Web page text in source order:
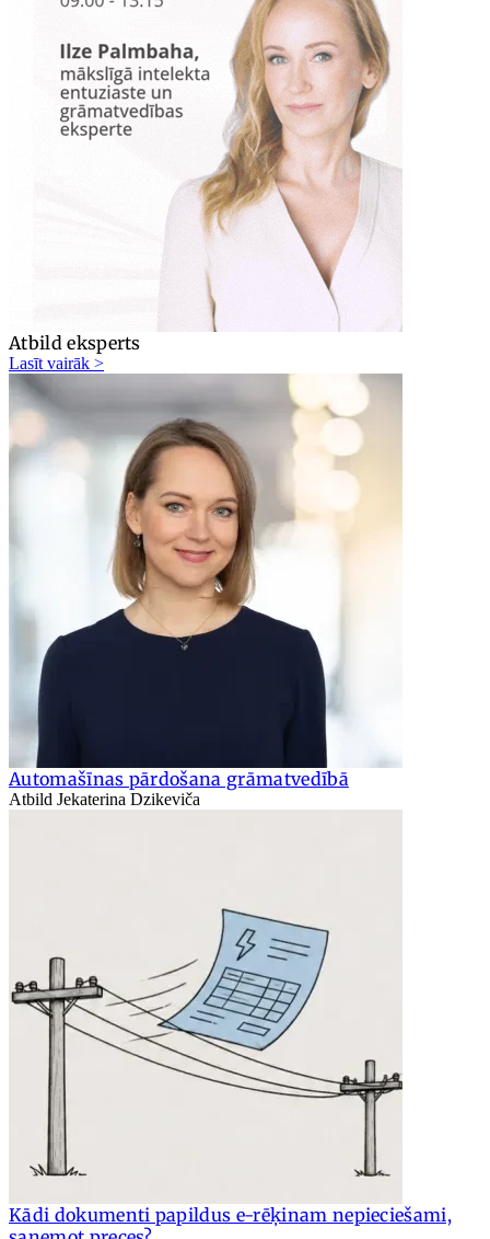
Atbild eksperts
Lasīt vairāk >
Automašīnas pārdošana grāmatvedībā
Atbild Jekaterina Dzikeviča
Kādi dokumenti papildus e-rēķinam nepieciešami,